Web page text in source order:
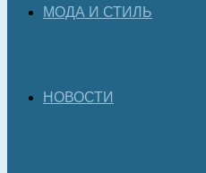
МОДА И СТИЛЬ
НОВОСТИ